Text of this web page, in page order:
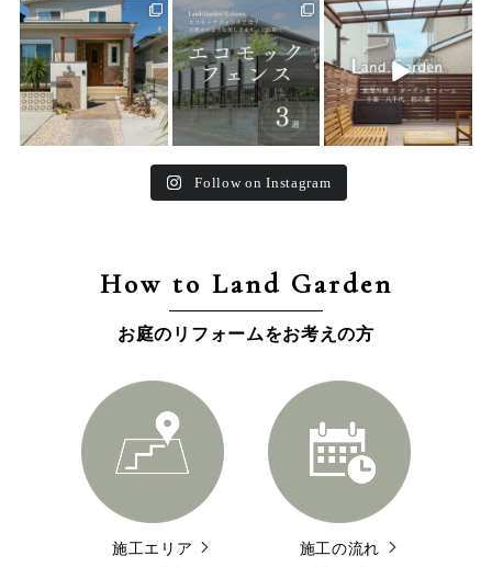
land_garden
25 0
land_garden
15 0
land_garden
32 0
Follow on Instagram
How to Land Garden
お庭のリフォームをお考えの方
施工エリア 施工の流れ